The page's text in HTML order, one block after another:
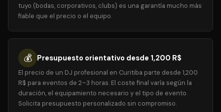
tuyo (bodas, corporativos, clubs) es una garantía mucho más
fiable que el precio o el equipo.
💰 Presupuesto orientativo desde 1,200 R$
El precio de un DJ profesional en Curitiba parte desde 1,200
R$ para eventos de 2–3 horas. El coste final varía según la
duración, el equipamiento necesario y el tipo de evento.
Solicita presupuesto personalizado sin compromiso.